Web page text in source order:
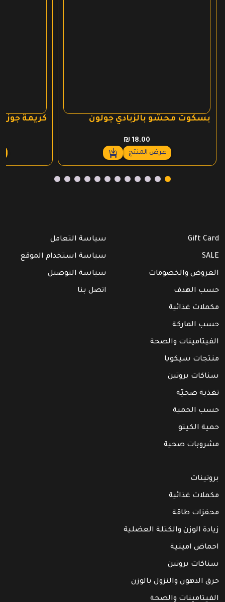
بسكوت محشو بالزبادي جولون
₪ 18.00
عرض المنتج
كريمة جوز
Gift Card
SALE
العروض والخصومات
حسب الهدف
مكملات غذائية
حسب الماركة
الفيتامينات والصحة
منتجات سيكويا
سناكات بروتين
تغذية صحيّة
حسب الحمية
حمية الكيتو
مشروبات صحية
سياسة التعامل
سياسة استخدام الموقع
سياسة التوصيل
اتصل بنا
بروتينات
مكملات غذائية
محفزات طاقة
زيادة الوزن والكتلة العضلية
احماض امينية
سناكات بروتين
حرق الدهون والنزول بالوزن
الفيتامينات والصحة